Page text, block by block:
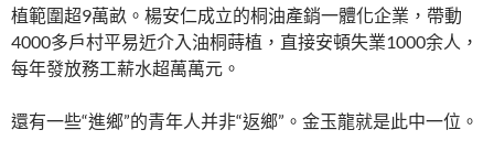
植範圍超9萬畝。楊安仁成立的桐油產銷一體化企業，帶動
4000多戶村平易近介入油桐蒔植，直接安頓失業1000余人，
每年發放務工薪水超萬萬元。
還有一些“進鄉”的青年人并非“返鄉”。金玉龍就是此中一位。